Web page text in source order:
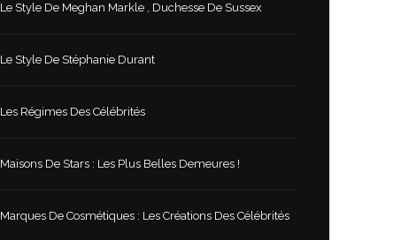
Le Style De Meghan Markle , Duchesse De Sussex
Le Style De Stéphanie Durant
Les Régimes Des Célébrités
Maisons De Stars : Les Plus Belles Demeures !
Marques De Cosmétiques : Les Créations Des Célébrités